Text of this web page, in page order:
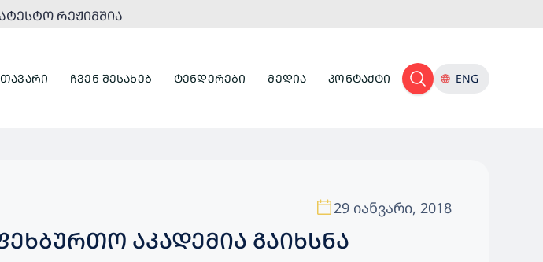
ᲠᲔᲟᲘᲛᲨᲘᲐ
ᲩᲕᲔᲜ ᲨᲔᲡᲐᲮᲔᲑ ᲢᲔᲜᲓᲔᲠᲔᲑᲘ ᲛᲔᲓᲘᲐ ᲙᲝᲜᲢᲐᲥᲢᲘ ENG
29 იანვარი, 2018
ᲐᲙᲐᲓᲔᲛᲘᲐ ᲒᲐᲘᲮᲡᲜᲐ